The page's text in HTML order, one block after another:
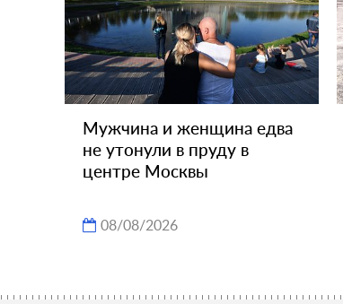
Мужчина и женщина едва
не утонули в пруду в
центре Москвы
08/08/2026